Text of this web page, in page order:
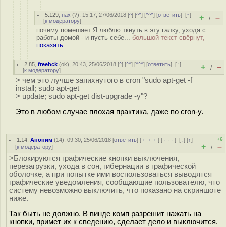
5.129 ,нах (?), 15:17, 27/06/2018 [^] [^^] [^^^] [ответить][↑]
[к модератору] + / –
почему помешает Я люблю ткнуть в эту галку, уходя с
работы домой - и пусть себе... большой текст свёрнут,
показать
2.85 ,freehck (ok), 20:43, 25/06/2018 [^] [^^] [^^^] [ответить][↑]
[к модератору] + / –
> чем это лучше запихнутого в cron "sudo apt-get -f
install; sudo apt-get
> update; sudo apt-get dist-upgrade -y"?
Это в любом случае плохая практика, даже по cron-у.
1.14 ,Аноним (14), 09:30, 25/06/2018 [ответить] [ ﹢﹢﹢] [ · · ·][↓] [↑]
[к модератору]
+6
+ / –
>Блокируются графические кнопки выключения,
перезагрузки, ухода в сон, гибернации в графической
оболочке, а при попытке ими воспользоваться выводятся
графические уведомления, сообщающие пользователю, что
систему невозможно выключить, что показано на скриншоте
ниже.
Так быть не должно. В винде комп разрешит нажать на
кнопки, примет их к сведению, сделает дело и выключится.